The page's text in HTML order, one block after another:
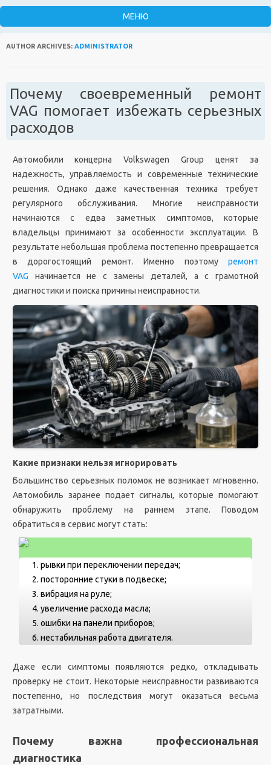
AUTHOR ARCHIVES: ADMINISTRATOR
Почему своевременный ремонт
VAG помогает избежать серьезных
расходов
Автомобили концерна Volkswagen Group ценят за
надежность, управляемость и современные технические
решения. Однако даже качественная техника требует
регулярного обслуживания. Многие неисправности
начинаются с едва заметных симптомов, которые
владельцы принимают за особенности эксплуатации. В
результате небольшая проблема постепенно превращается
в дорогостоящий ремонт. Именно поэтомуремонт
VAG начинается не с замены деталей, а с грамотной
диагностики и поиска причины неисправности.
Какие признаки нельзя игнорировать
Большинство серьезных поломок не возникает мгновенно.
Автомобиль заранее подает сигналы, которые помогают
обнаружить проблему на раннем этапе. Поводом
обратиться в сервис могут стать:
рывки при переключении передач;
посторонние стуки в подвеске;
вибрация на руле;
увеличение расхода масла;
ошибки на панели приборов;
нестабильная работа двигателя.
Даже если симптомы появляются редко, откладывать
проверку не стоит. Некоторые неисправности развиваются
постепенно, но последствия могут оказаться весьма
затратными.
Почему важна профессиональная
диагностика